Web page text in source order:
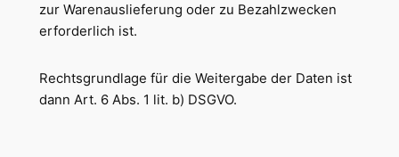
zur Warenauslieferung oder zu Bezahlzwecken
erforderlich ist.
Rechtsgrundlage für die Weitergabe der Daten ist
dann Art. 6 Abs. 1 lit. b) DSGVO.